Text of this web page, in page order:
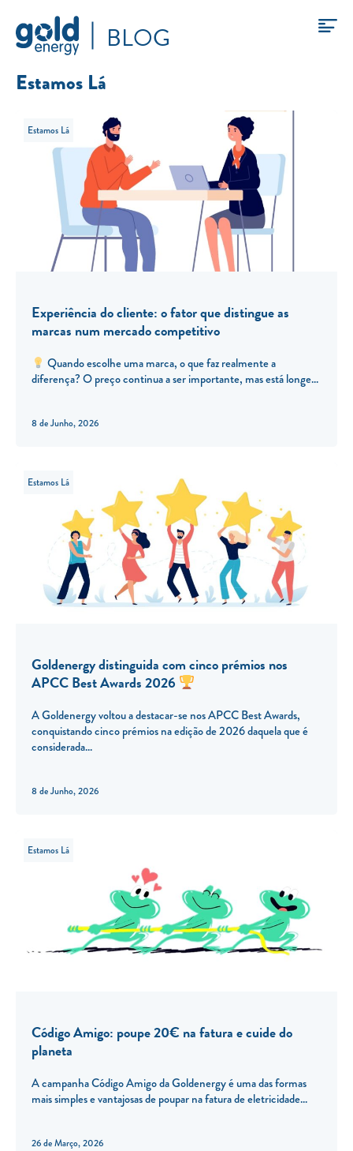
BLOG
Estamos Lá
Estamos Lá
Experiência do cliente: o fator que distingue as
marcas num mercado competitivo
Quando escolhe uma marca, o que faz realmente a
diferença? O preço continua a ser importante, mas está longe
8 de Junho, 2026
Estamos Lá
Goldenergy distinguida com cinco prémios nos
APCC Best Awards 2026
A Goldenergy voltou a destacar-se nos APCC Best Awards,
conquistando cinco prémios na edição de 2026 daquela que é
considerada
8 de Junho, 2026
Estamos Lá
Código Amigo: poupe 20€ na fatura e cuide do
planeta
A campanha Código Amigo da Goldenergy é uma das formas
mais simples e vantajosas de poupar na fatura de eletricidade
26 de Março, 2026